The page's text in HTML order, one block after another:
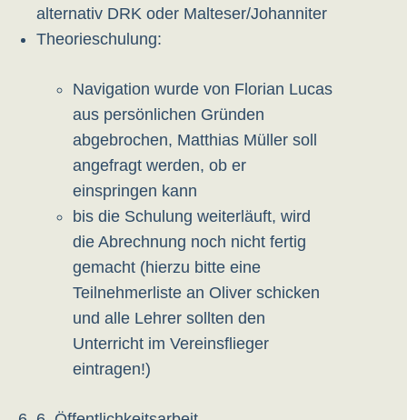
alternativ DRK oder Malteser/Johanniter
Theorieschulung:
Navigation wurde von Florian Lucas
aus persönlichen Gründen
abgebrochen, Matthias Müller soll
angefragt werden, ob er
einspringen kann
bis die Schulung weiterläuft, wird
die Abrechnung noch nicht fertig
gemacht (hierzu bitte eine
Teilnehmerliste an Oliver schicken
und alle Lehrer sollten den
Unterricht im Vereinsflieger
eintragen!)